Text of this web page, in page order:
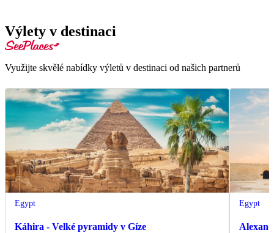
Výlety v destinaci
Využijte skvělé nabídky výletů v destinaci od našich partnerů
Egypt
Káhira - Velké pyramidy v Gíze
Egypt